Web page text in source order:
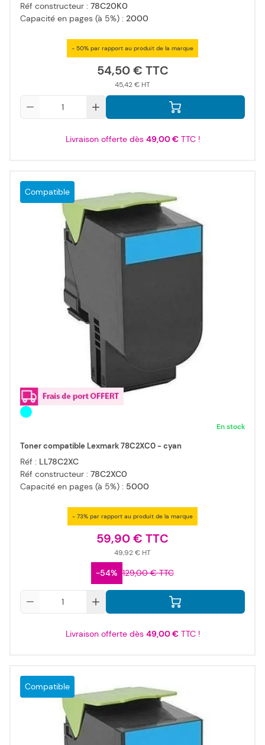
Réf constructeur : 78C20K0
Capacité en pages (à 5%) : 2000
- 50% par rapport au produit de la marque
54,50 €
45,42 €
Livraison offerte dès 49,00 €TTC !
Compatible
En stock
Toner compatible Lexmark 78C2XC0 - cyan
Réf : LL78C2XC
Réf constructeur : 78C2XC0
Capacité en pages (à 5%) : 5000
- 73% par rapport au produit de la marque
59,90 €
49,92 €
-54% 129,00 €
Livraison offerte dès 49,00 €TTC !
Compatible